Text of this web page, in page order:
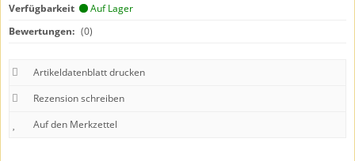
Verfügbarkeit
Auf Lager
Bewertungen: (0)
Artikeldatenblatt drucken
Rezension schreiben